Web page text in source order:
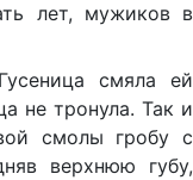
лет, мужиков в
смяла ей
не тронула. Так и
смолы гробу с
верхнюю губу,